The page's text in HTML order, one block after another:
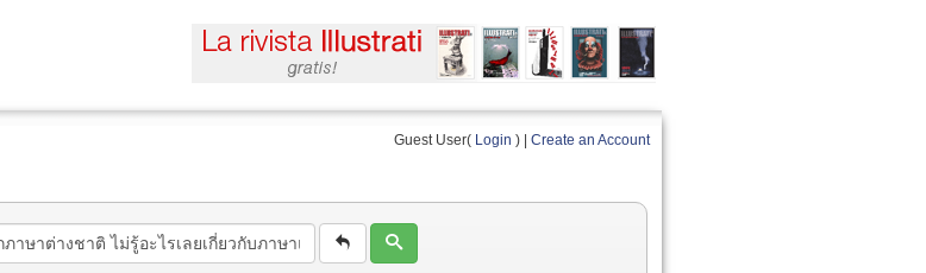
Guest User( Login ) | Create an Account